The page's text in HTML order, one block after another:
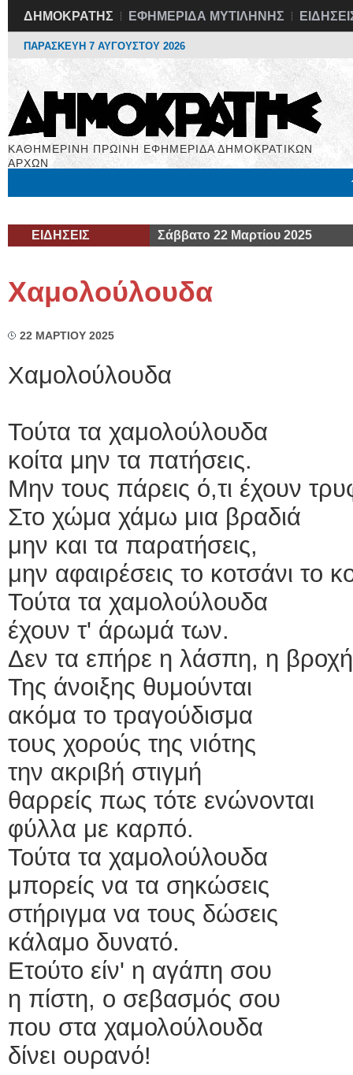
ΔΗΜΟΚΡΑΤΗΣ ΕΦΗΜΕΡΙΔΑ ΜΥΤΙΛΗΝΗΣ
ΠΑΡΑΣΚΕΥΗ 7 ΑΥΓΟΥΣΤΟΥ 2026
ΚΑΘΗΜΕΡΙΝΗ ΠΡΩΙΝΗ ΕΦΗΜΕΡΙΔΑ ΔΗΜΟΚΡΑΤΙΚΩΝ
ΑΡΧΩΝ
ΕΙΔΗΣΕΙΣ Σάββατο 22 Μαρτίου 2025
Χαμολούλουδα
22 ΜΑΡΤΙΟΥ 2025
Χαμολούλουδα
Τούτα τα χαμολούλουδα
κοίτα μην τα πατήσεις.
Μην τους πάρεις ό,τι έχουν
Στο χώμα χάμω μια βραδιά
μην και τα παρατήσεις,
μην αφαιρέσεις το κοτσάνι το
Τούτα τα χαμολούλουδα
έχουν τ' άρωμά των.
Δεν τα επήρε η λάσπη, η
Της άνοιξης θυμούνται
ακόμα το τραγούδισμα
τους χορούς της νιότης
την ακριβή στιγμή
θαρρείς πως τότε ενώνονται
φύλλα με καρπό.
Τούτα τα χαμολούλουδα
μπορείς να τα σηκώσεις
στήριγμα να τους δώσεις
κάλαμο δυνατό.
Ετούτο είν' η αγάπη σου
η πίστη, ο σεβασμός σου
που στα χαμολούλουδα
δίνει ουρανό!